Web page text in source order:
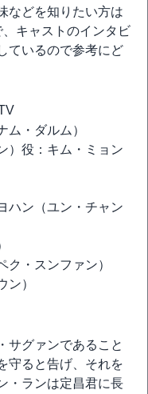
などを知りたい方は
、キャストのインタビ
ているので参考にど
ム・ダルム）
）役：キム・ミョン
ハン（ユン・チャン
ク・スンファン）
ン）
サグァンであること
守ると告げ、それを
・ランは定昌君に長